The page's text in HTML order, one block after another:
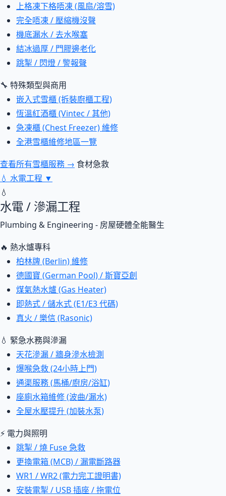
上格凍下格唔凍 (風扇/溶雪)
完全唔凍 / 壓縮機沒聲
機底漏水 / 去水喉塞
結冰過厚 / 門膠邊老化
跳掣 / 閃燈 / 警報聲
🔧 特殊類型與商用
嵌入式雪櫃 (拆裝廚櫃工程)
恆溫紅酒櫃 (Vintec / 其他)
急凍櫃 (Chest Freezer) 維修
全港雪櫃維修地區一覽
查看所有雪櫃服務 → 食材急救
💧 水電工程 ▼
💧
水電 / 滲漏工程
Plumbing & Engineering - 房屋硬體全能醫生
🔥 熱水爐專科
柏林牌 (Berlin) 維修
德國寶 (German Pool) / 斯寶亞創
煤氣熱水爐 (Gas Heater)
即熱式 / 儲水式 (E1/E3 代碼)
真火 / 樂信 (Rasonic)
💧 緊急水務與滲漏
天花滲漏 / 牆身滲水檢測
爆喉急救 (24小時上門)
通渠服務 (馬桶/廚房/浴缸)
座廁水箱維修 (波曲/漏水)
全屋水壓提升 (加裝水泵)
⚡ 電力與照明
跳掣 / 燒 Fuse 急救
更換電箱 (MCB) / 漏電斷路器
WR1 / WR2 (電力完工證明書)
安裝電掣 / USB 插座 / 拖電位